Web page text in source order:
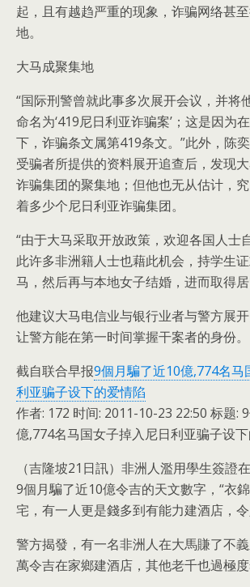
起，且有越趋严重的现象，诈骗网络甚
地。
大马成聚集地
“国际刑警曾就此事多次展开会议，并将
命名为‘419尼日利亚诈骗案’；这是因为
下，诈骗条文属第419条文。”此外，陈
受骗者所提供的资料展开追查后，发现
诈骗集团的聚集地；但他也无从估计，
着多少个尼日利亚诈骗集团。
“由于大马采取开放政策，欢迎各国人士
此许多非洲籍人士也藉此机会，持学生
马，然后再与本地女子结婚，进而取得
他建议大马电信业与银行业者与警方展
让警方能在第一时间掌握干案者的身份。
截自联合早报9個月騙了近10億,774名马
利亚骗子设下的爱情陷
作者: 172 时间: 2011-10-23 22:50 标题:
億,774名马国女子掉入尼日利亚骗子设
（吉隆坡21日訊）非洲人濫用學生簽證
9個月騙了近10億令吉的天文數字，“衣
宅，有一人更是錢多到有能力建酒店，令
警方揭發，有一名非洲人在大馬賺了不
萬令吉在家鄉建酒店，其他老千也過極度